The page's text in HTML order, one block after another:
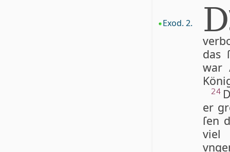
Exod. 2. D
das
war
24
er
ſen
viel